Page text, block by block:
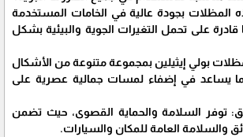
المظلات بجودة عالية في الخامات المستخدمة
قادرة على تحمل التغيرات الجوية والبيئية بشكل
بولي إيثيلين بمجموعة متنوعة من الأشكال
مما يساعد في إضفاء لمسات جمالية عصرية على
توفر السلامة والحماية القصوى، حيث تضمن
والسلامة العامة للمكان والسيارات.